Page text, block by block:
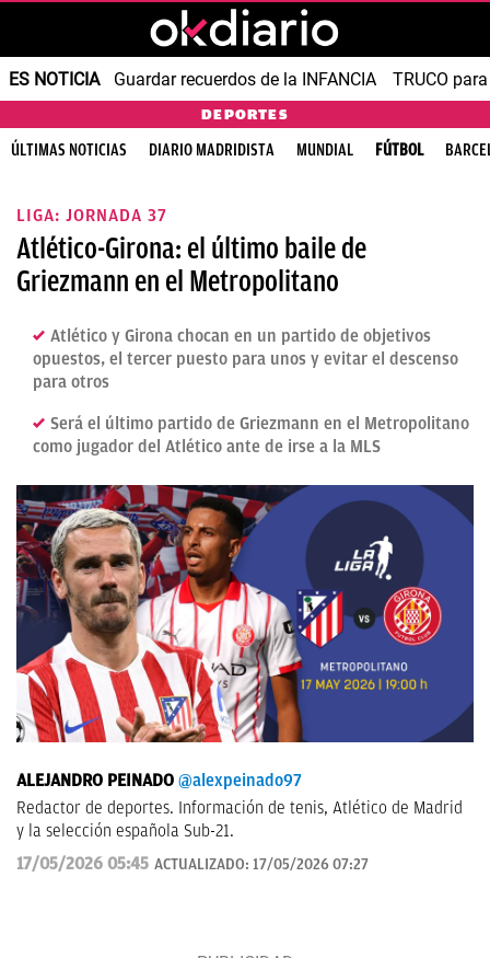
ES NOTICIA Guardar recuerdos de la INFANCIA TRUCO
DEPORTES
ÚLTIMAS NOTICIAS DIARIO MADRIDISTA MUNDIAL FÚTBOL
LIGA: JORNADA 37
Atlético-Girona: el último baile de
Griezmann en el Metropolitano
Atlético y Girona chocan en un partido de objetivos
opuestos, el tercer puesto para unos y evitar el descenso
para otros
Será el último partido de Griezmann en el Metropolitano
como jugador del Atlético ante de irse a la MLS
ALEJANDRO PEINADO @alexpeinado97
Redactor de deportes. Información de tenis, Atlético de Madrid
y la selección española Sub-21.
17/05/2026 05:45 ACTUALIZADO: 17/05/2026 07:27